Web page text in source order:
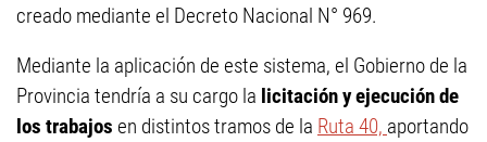
creado mediante el Decreto Nacional N° 969.
Mediante la aplicación de este sistema, el Gobierno de la
Provincia tendría a su cargo la licitación y ejecución de
los trabajos en distintos tramos de la Ruta 40, aportando